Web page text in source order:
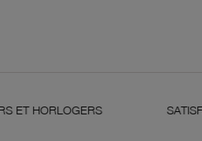
SATISFAIT OU